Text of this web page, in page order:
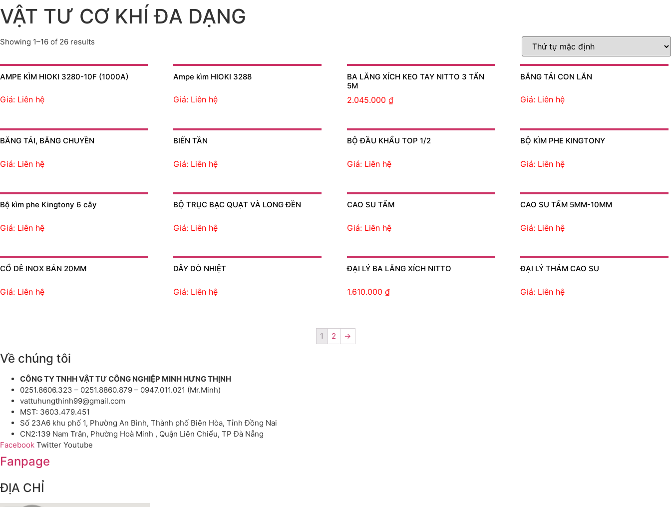
VẬT TƯ CƠ KHÍ ĐA DẠNG
Showing 1–16 of 26 results
AMPE KÌM HIOKI 3280-10F (1000A)
Giá: Liên hệ
Ampe kìm HIOKI 3288
Giá: Liên hệ
BA LĂNG XÍCH KEO TAY NITTO 3 TẤN
5M
2.045.000 ₫
BĂNG TẢI CON LĂN
Giá: Liên hệ
BĂNG TẢI, BĂNG CHUYỀN
Giá: Liên hệ
BIẾN TẦN
Giá: Liên hệ
BỘ ĐẦU KHẨU TOP 1/2
Giá: Liên hệ
BỘ KÌM PHE KINGTONY
Giá: Liên hệ
Bộ kìm phe Kingtony 6 cây
Giá: Liên hệ
BỘ TRỤC BẠC QUẠT VÀ LONG ĐỀN
Giá: Liên hệ
CAO SU TẤM
Giá: Liên hệ
CAO SU TẤM 5MM-10MM
Giá: Liên hệ
CỔ DÊ INOX BẢN 20MM
Giá: Liên hệ
DÂY DÒ NHIỆT
Giá: Liên hệ
ĐẠI LÝ BA LĂNG XÍCH NITTO
1.610.000 ₫
ĐẠI LÝ THẢM CAO SU
Giá: Liên hệ
1 2 →
Về chúng tôi
CÔNG TY TNHH VẬT TƯ CÔNG NGHIỆP MINH HƯNG THỊNH
0251.8606.323 – 0251.8860.879 – 0947.011.021 (Mr.Minh)
vattuhungthinh99@gmail.com
MST: 3603.479.451
Số 23A6 khu phố 1, Phường An Bình, Thành phố Biên Hòa, Tỉnh Đồng Nai
CN2:139 Nam Trân, Phường Hoà Minh , Quận Liên Chiểu, TP Đà Nẵng
Facebook Twitter Youtube
Fanpage
ĐỊA CHỈ